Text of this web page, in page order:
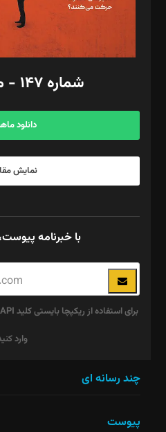
گرافیک و صفحه‌آرایی: سید‌سبحان‌علی
مد‌یر توسعه تجاری: کامبیز برید‌
امور مالی: شاپور رهبری، محمد‌ کاظمی‌نیا
آگهی و مشترکین: ۰۹۱۹۹۹۹۰۴۵۴
شماره ۱۴۷ - مرداد ۱۴۰۵
دانلود
نمایش
با خبرنامه
وارد
نباید
چند رسانه ای
پیوست